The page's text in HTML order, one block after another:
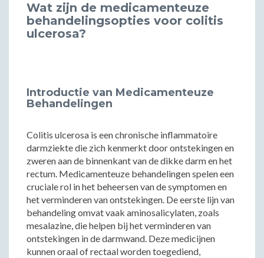
Wat zijn de medicamenteuze
behandelingsopties voor colitis
ulcerosa?
Introductie van Medicamenteuze
Behandelingen
Colitis ulcerosa is een chronische inflammatoire
darmziekte die zich kenmerkt door ontstekingen en
zweren aan de binnenkant van de dikke darm en het
rectum. Medicamenteuze behandelingen spelen een
cruciale rol in het beheersen van de symptomen en
het verminderen van ontstekingen. De eerste lijn van
behandeling omvat vaak aminosalicylaten, zoals
mesalazine, die helpen bij het verminderen van
ontstekingen in de darmwand. Deze medicijnen
kunnen oraal of rectaal worden toegediend,